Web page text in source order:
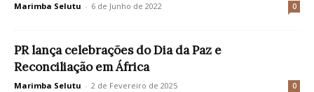
Marimba Selutu - 6 de Junho de 2022 0
PR lança celebrações do Dia da Paz e
Reconciliação em África
Marimba Selutu - 2 de Fevereiro de 2025 0